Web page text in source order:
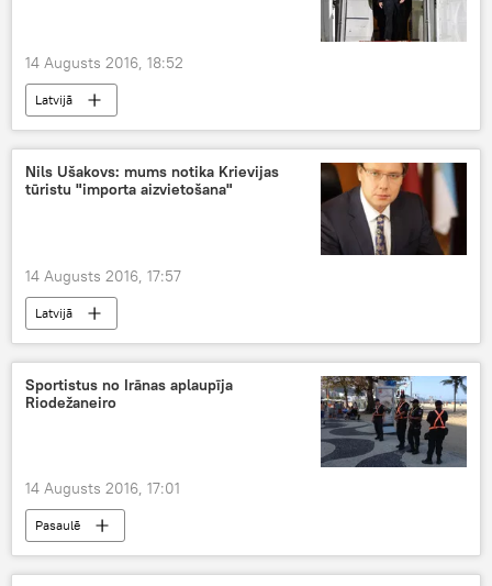
14 Augusts 2016, 18:52
Latvijā
Nils Ušakovs: mums notika Krievijas
tūristu "importa aizvietošana"
14 Augusts 2016, 17:57
Latvijā
Sportistus no Irānas aplaupīja
Riodežaneiro
14 Augusts 2016, 17:01
Pasaulē